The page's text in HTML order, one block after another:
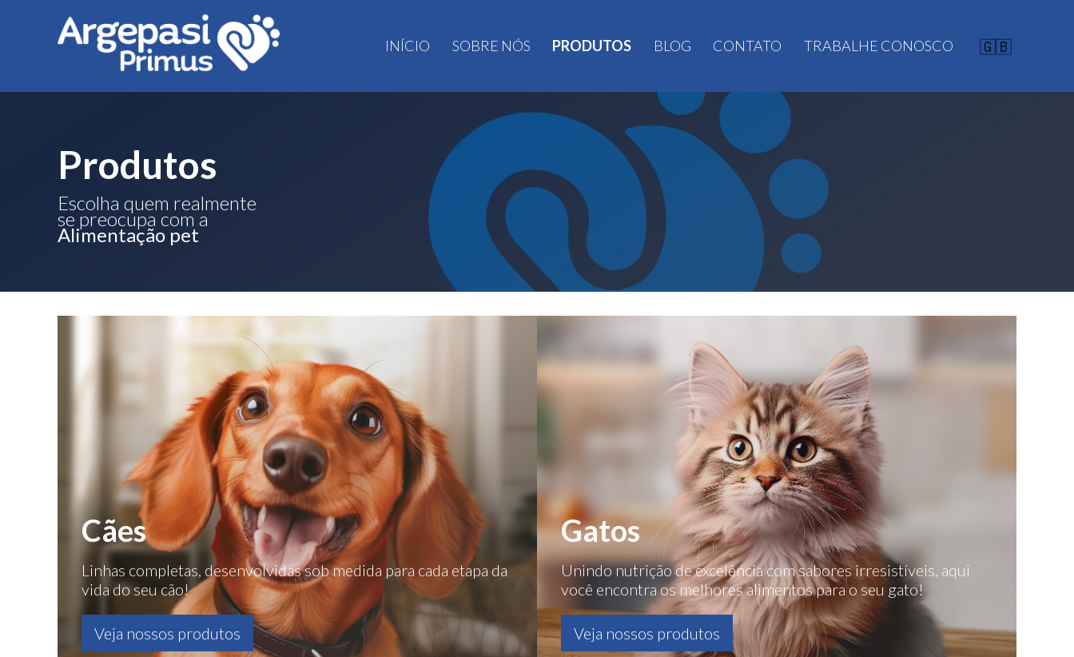
INÍCIO SOBRE NÓS PRODUTOS BLOG CONTATO TRABALHE CONOSCO 🇬🇧
Produtos
Escolha quem realmente
se preocupa com a
Alimentação pet
Cães
Linhas completas, desenvolvidas sob medida para cada etapa da
vida do seu cão!
Veja nossos produtos
Gatos
Unindo nutrição de excelência com sabores irresistíveis, aqui
você encontra os melhores alimentos para o seu gato!
Veja nossos produtos